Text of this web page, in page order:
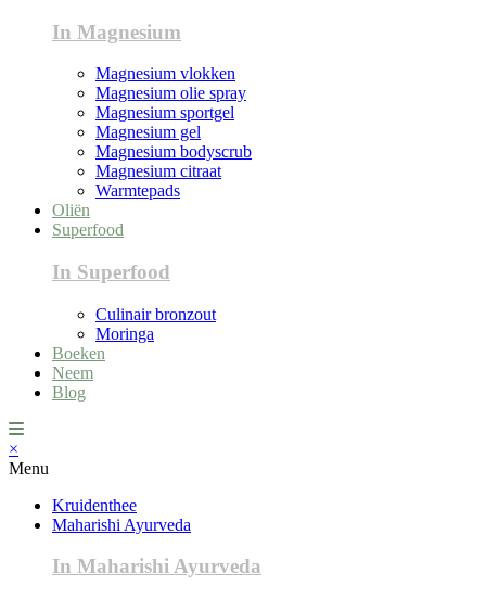
In Magnesium
Magnesium vlokken
Magnesium olie spray
Magnesium sportgel
Magnesium gel
Magnesium bodyscrub
Magnesium citraat
Warmtepads
Oliën
Superfood
In Superfood
Culinair bronzout
Moringa
Boeken
Neem
Blog
×
Menu
Kruidenthee
Maharishi Ayurveda
In Maharishi Ayurveda